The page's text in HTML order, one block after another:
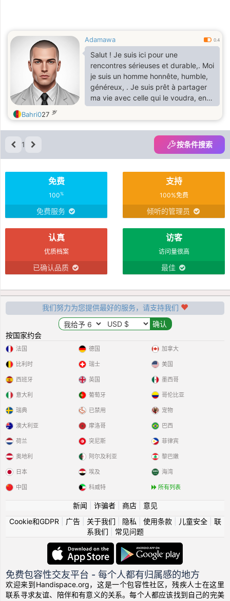
Adamawa 0.4
Salut ! Je suis ici pour une
rencontres sérieuses et durable,. Moi
je suis un homme honnête, humble,
généreux, . Je suis prêt à partager
ma vie avec celle qui le voudra, en
faite on verra si vous êtes celle que
je recherche bien.. À plus
Bahri027 岁
1 按条件搜索
免费
100%
免费服务
支持
100%免费
倾听的管理员
认真
优质档案
已确认品质
访客
访问量很高
最佳
我们努力为您提供最好的服务，请支持我们
按国家约会
法国
比利时
西班牙
意大利
瑞典
德国
瑞士
英国
葡萄牙
已禁用
加拿大
美国
墨西哥
哥伦比亚
宠物
澳大利亚
荷兰
奥地利
日本
中国
摩洛哥
突尼斯
阿尔及利亚
埃及
科威特
巴西
菲律宾
黎巴嫩
海湾
所有列表
新闻 诈骗者| 商店| 意见
Cookie和GDPR
广告| 关于我们 隐私 使用条款| 儿童安全| 联
系我们
常见问题
免费包容性交友平台 - 每个人都有归属感的地方
欢迎来到Handispace.org，这是一个包容性社区，残疾人士在这里
联系寻求友谊、陪伴和有意义的关系。每个人都应该找到自己的完美